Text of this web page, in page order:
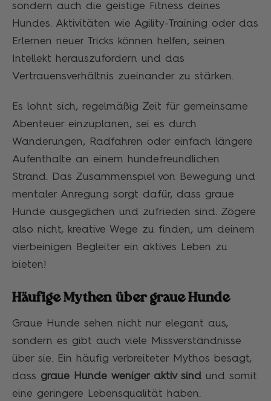
sondern auch die geistige Fitness deines
Hundes. Aktivitäten wie Agility-Training oder das
Erlernen neuer Tricks können helfen, seinen
Intellekt herauszufordern und das
Vertrauensverhältnis zueinander zu stärken.
Es lohnt sich, regelmäßig Zeit für gemeinsame
Abenteuer einzuplanen, sei es durch
Wanderungen, Radfahren oder einfach längere
Aufenthalte an einem hundefreundlichen
Strand. Das Zusammenspiel von Bewegung und
mentaler Anregung sorgt dafür, dass graue
Hunde ausgeglichen und zufrieden sind. Zögere
also nicht, kreative Wege zu finden, um deinem
vierbeinigen Begleiter ein aktives Leben zu
bieten!
Häufige Mythen über graue Hunde
Graue Hunde sehen nicht nur elegant aus,
sondern es gibt auch viele Missverständnisse
über sie. Ein häufig verbreiteter Mythos besagt,
dass graue Hunde weniger aktiv sind und somit
eine geringere Lebensqualität haben.